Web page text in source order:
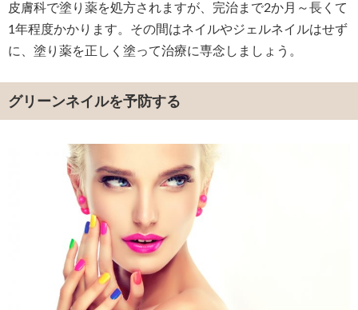
皮膚科で塗り薬を処方されますが、完治まで2か月～長くて
1年程度かかります。その間はネイルやジェルネイルはせず
に、塗り薬を正しく塗って治療に専念しましょう。
グリーンネイルを予防する